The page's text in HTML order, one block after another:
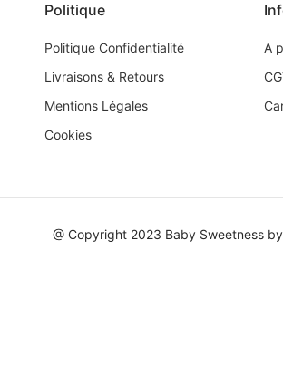
Politique
Politique Confidentialité
Livraisons & Retours
Mentions Légales
Cookies
A
@ Copyright 2023 Baby Sweetness by